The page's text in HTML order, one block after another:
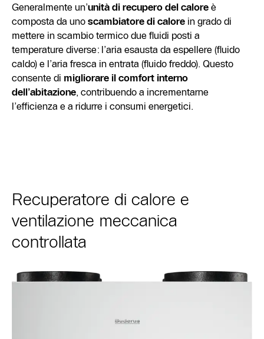
Generalmente un’unità di recupero del calore è
composta da unoscambiatore di calore in grado di
mettere in scambio termico due fluidi posti a
temperature diverse: l’aria esausta da espellere (fluido
caldo) e l’aria fresca in entrata (fluido freddo). Questo
consente di migliorare il comfort interno
dell’abitazione, contribuendo a incrementarne
l’efficienza e a ridurre i consumi energetici.
Recuperatore di calore e
ventilazione meccanica
controllata